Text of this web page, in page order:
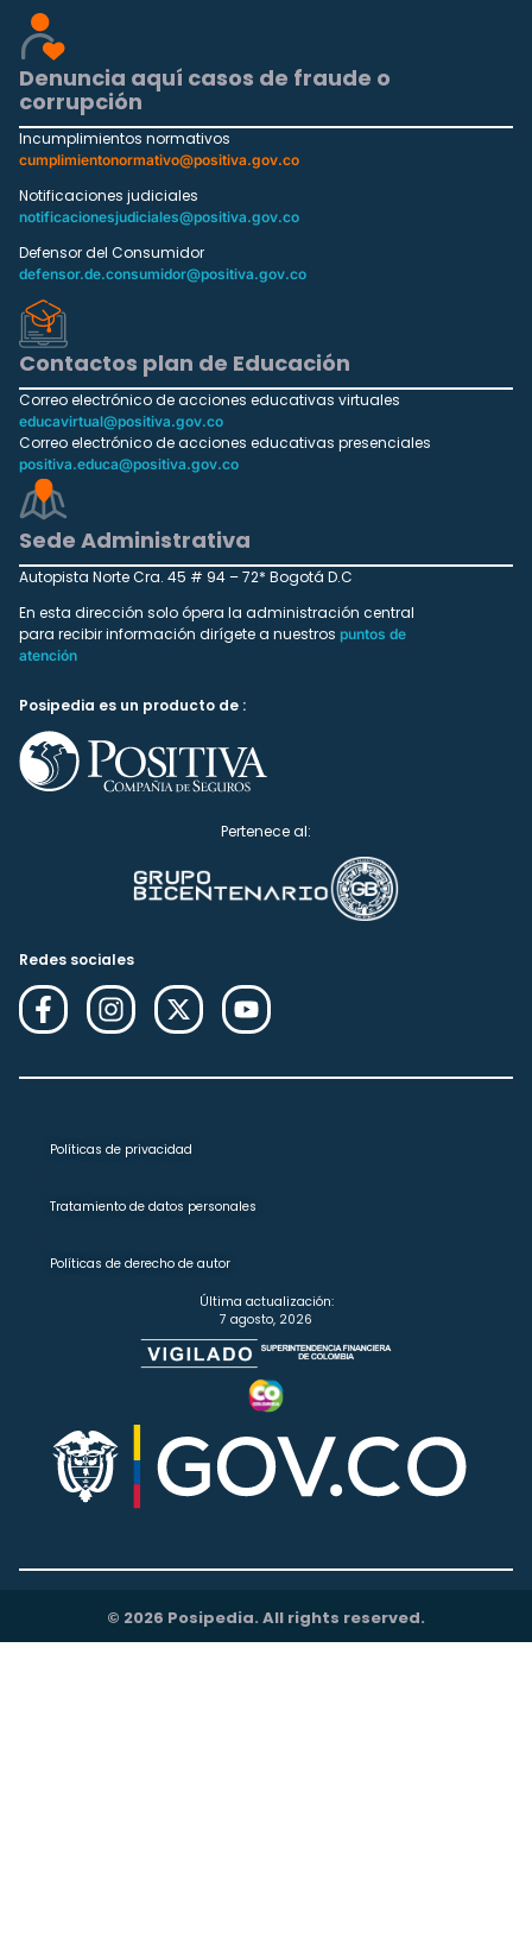
Denuncia aquí casos de fraude o
corrupción
Incumplimientos normativos
cumplimientonormativo@positiva.gov.co
Notificaciones judiciales
notificacionesjudiciales@positiva.gov.co
Defensor del Consumidor
defensor.de.consumidor@positiva.gov.co
Contactos plan de Educación
Correo electrónico de acciones educativas virtuales
educavirtual@positiva.gov.co
Correo electrónico de acciones educativas presenciales
positiva.educa@positiva.gov.co
Sede Administrativa
Autopista Norte Cra. 45 # 94 – 72* Bogotá D.C
En esta dirección solo ópera la administración central
para recibir información dirígete a nuestros puntos de
atención
Posipedia es un producto de :
Pertenece al:
Redes sociales
Políticas de privacidad
Tratamiento de datos personales
Políticas de derecho de autor
Última actualización:
7 agosto, 2026
© 2026 Posipedia. All rights reserved.